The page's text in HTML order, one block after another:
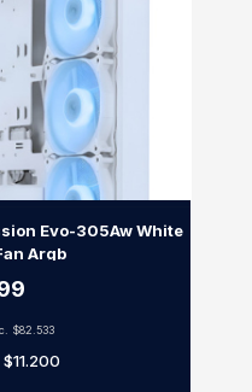
Evo-305Aw White
Argb
$82.533
$11.200